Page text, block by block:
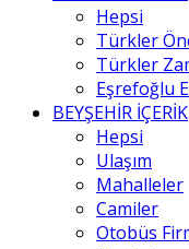
Hepsi
Türkler
Türkler
Eşrefoğlu
BEYŞEHİR İÇERİK
Hepsi
Ulaşım
Mahalleler
Camiler
Otobüs